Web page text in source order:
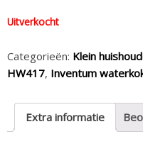
Uitverkocht
Categorieën: Klein
HW417, Inventum
Extra informatie